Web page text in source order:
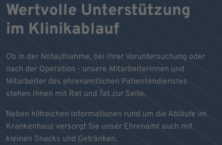
Wertvolle Unterstützung
im Klinikablauf
Ob in der Notaufnahme, bei Ihrer Voruntersuchung oder
nach der Operation - unsere Mitarbeiterinnen und
Mitarbeiter des ehrenamtlichen Patientendienstes
stehen Ihnen mit Rat und Tat zur Seite.
Neben hilfreichen Informationen rund um die Abläufe im
Krankenhaus versorgt Sie unser Ehrenamt auch mit
kleinen Snacks und Getränken.